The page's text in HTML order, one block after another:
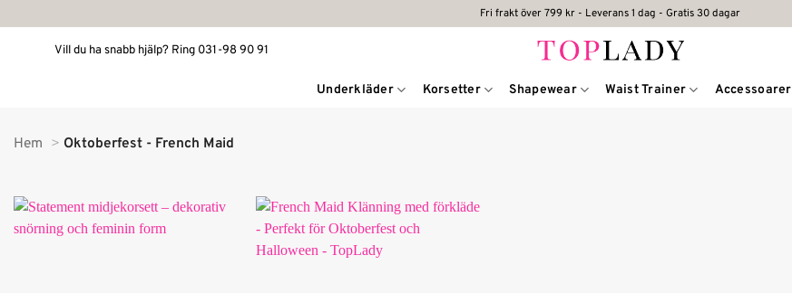
to
Fri frakt över 799 kr - Leverans 1 dag - Gratis 30 dagar
Vill du ha snabb hjälp? Ring 031-98 90 91
Underkläder Korsetter Shapewear Waist Trainer Accessoarer
Hem Oktoberfest - French Maid